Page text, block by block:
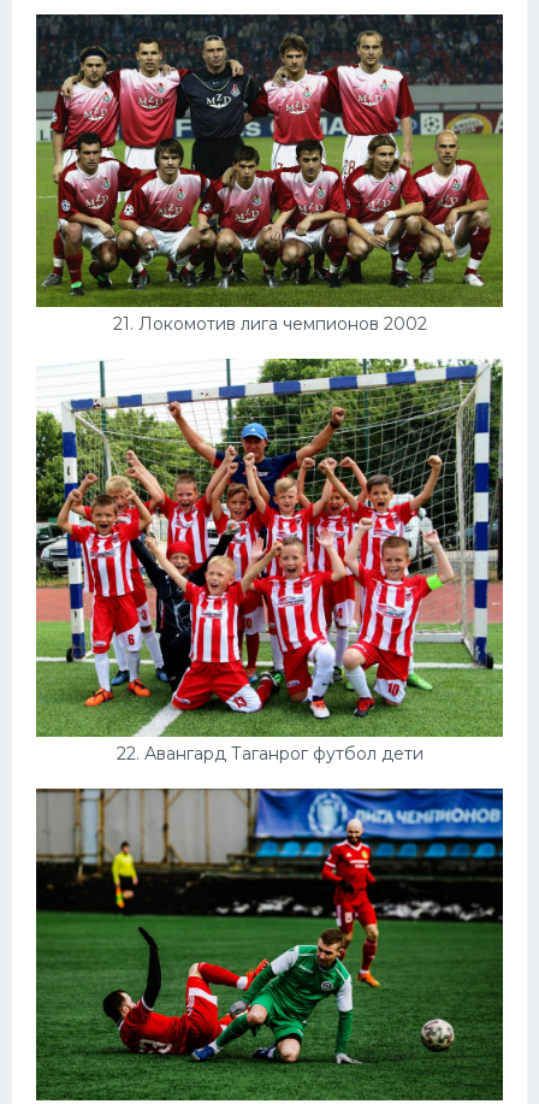
21. Локомотив лига чемпионов 2002
22. Авангард Таганрог футбол дети